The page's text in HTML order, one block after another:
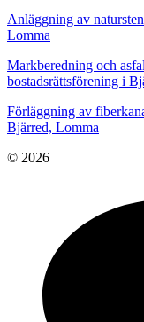
Anläggning av
Lomma
Markberedning och
bostadsrättsförening i
Förläggning av
Bjärred, Lomma
© 2026